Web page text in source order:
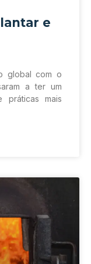
e
global com o
a ter um
práticas mais